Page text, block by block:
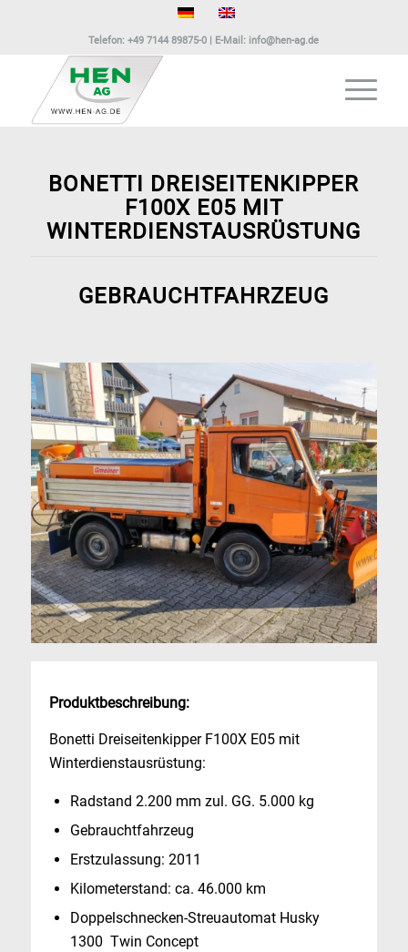
Telefon:+49 7144 89875-0 | E-Mail: info@hen-ag.de
BONETTI DREISEITENKIPPER
F100X E05 MIT
WINTERDIENSTAUSRÜSTUNG
GEBRAUCHTFAHRZEUG
Produktbeschreibung:
Bonetti Dreiseitenkipper F100X E05 mit
Winterdienstausrüstung:
Radstand 2.200 mm zul. GG. 5.000 kg
Gebrauchtfahrzeug
Erstzulassung: 2011
Kilometerstand: ca. 46.000 km
Doppelschnecken-Streuautomat Husky
1300 Twin Concept